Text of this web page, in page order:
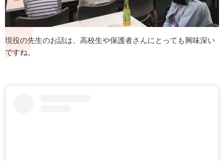
現役の先生のお話は、高校生や保護者さんにとっても興味深い
ですね。